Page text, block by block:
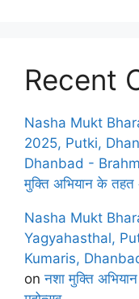
Recent
Nasha Mukt
2025, Putki,
Dhanbad -
मुक्ति अभियान के तहत
Nasha Mukt
Yagyahasthal,
Kumaris,
onनशा मुक्ति